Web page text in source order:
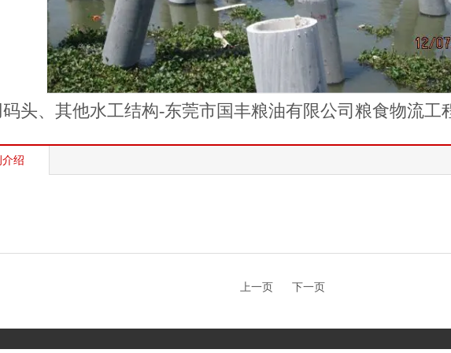
头、其他水工结构-东莞市国丰粮油有限公司粮食物流工
绍
上一页 下一页